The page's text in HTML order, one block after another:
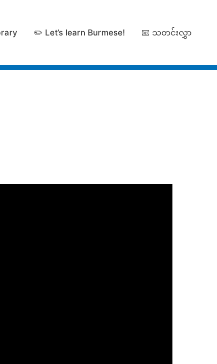
✏️ Let’s learn Burmese! 📧 သတင်းလွှာ